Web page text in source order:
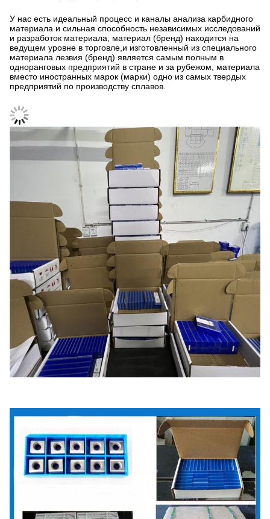
У нас есть идеальный процесс и каналы анализа карбидного
материала и сильная способность независимых исследований
и разработок материала, материал (бренд) находится на
ведущем уровне в торговле,и изготовленный из специального
материала лезвия (бренд) является самым полным в
одноранговых предприятий в стране и за рубежом, материала
вместо иностранных марок (марки) одно из самых твердых
предприятий по производству сплавов.